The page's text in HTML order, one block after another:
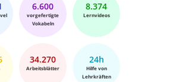
6.600
vorgefertigte
Vokabeln
8.374
Lernvideos
34.270
Arbeitsblätter
24h
Hilfe von
Lehrkräften